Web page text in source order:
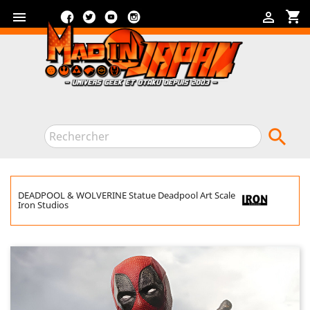
 shopping_cart

FacebookTwitterYouTube

DEADPOOL & WOLVERINE Statue Deadpool Art Scale
Iron Studios